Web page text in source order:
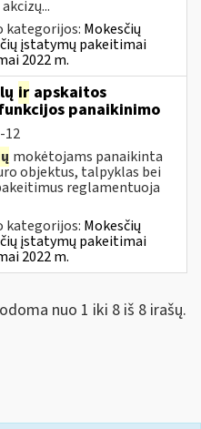
kategorijos: Mokesčių
įstatymų pakeitimai
2022 m.
ir apskaitos
panaikinimo
12
mokėtojams panaikinta
objektus, talpyklas bei
reglamentuoja
kategorijos: Mokesčių
įstatymų pakeitimai
2022 m.
nuo 1 iki 8 iš 8 irašų.